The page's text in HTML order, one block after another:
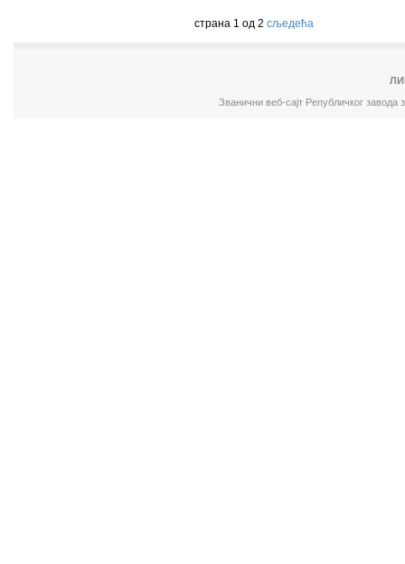
страна 1 од 2 сљедећа
Званични веб-сајт Републичког